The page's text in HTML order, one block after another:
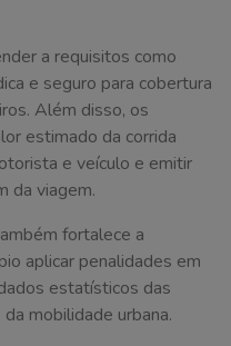
a requisitos como
e seguro para cobertura
Além disso, os
estimado da corrida
e veículo e emitir
da viagem.
fortalece a
aplicar penalidades em
estatísticos das
mobilidade urbana.